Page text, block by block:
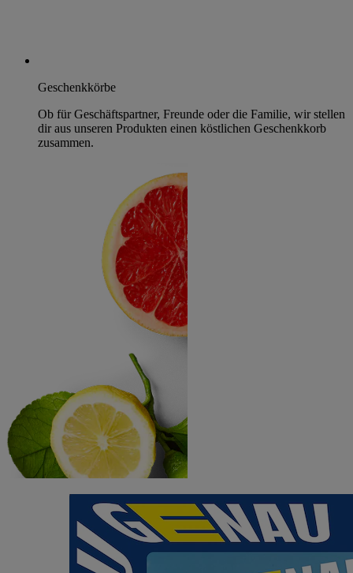
Geschenkkörbe
Ob für Geschäftspartner, Freunde oder die Familie, wir stellen
dir aus unseren Produkten einen köstlichen Geschenkkorb
zusammen.